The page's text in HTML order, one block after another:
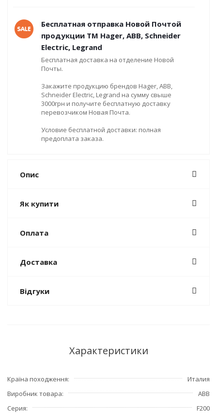
Бесплатная отправка Новой Почтой
продукции ТМ Hager, ABB, Schneider
Electric, Legrand
Бесплатная доставка на отделение Новой
Почты.
Закажите продукцию брендов Hager, ABB,
Schneider Electric, Legrand на сумму свыше
3000грн и получите бесплатную доставку
перевозчиком Новая Почта.
Условие бесплатной доставки: полная
предоплата заказа.
Опис
Як купити
Оплата
Доставка
Відгуки
Характеристики
Країна походження
Италия
Виробник товара
ABB
Серия
F200